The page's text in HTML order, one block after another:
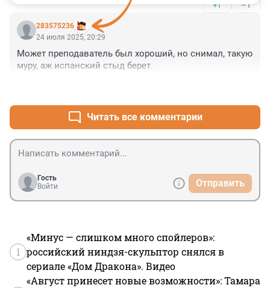
+1 –1
283575236
24 июля 2025, 20:29
Может преподаватель был хороший, но снимал, такую
муру, аж испанский стыд берет.
Читать все комментарии
Гость
Войти
Отправить
1
«Минус — слишком много спойлеров»:
российский ниндзя-скульптор снялся в
сериале «Дом Дракона». Видео
«Август принесет новые возможности»: Тамара